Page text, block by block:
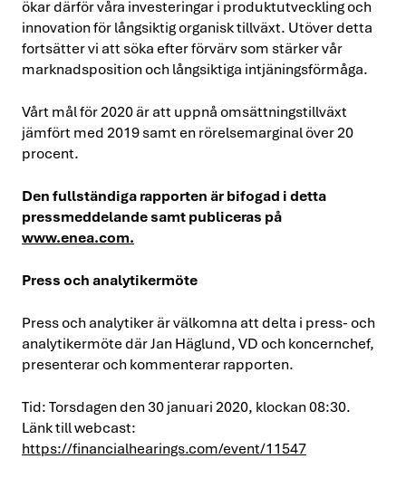
ökar därför våra investeringar i produktutveckling och
innovation för långsiktig organisk tillväxt. Utöver detta
fortsätter vi att söka efter förvärv som stärker vår
marknadsposition och långsiktiga intjäningsförmåga.
Vårt mål för 2020 är att uppnå omsättningstillväxt
jämfört med 2019 samt en rörelsemarginal över 20
procent.
Den fullständiga rapporten är bifogad i detta
pressmeddelande samt publiceras på
www.enea.com.
Press och analytikermöte
Press och analytiker är välkomna att delta i press- och
analytikermöte där Jan Häglund, VD och koncernchef,
presenterar och kommenterar rapporten.
Tid: Torsdagen den 30 januari 2020, klockan 08:30.
Länk till webcast:
https://financialhearings.com/event/11547